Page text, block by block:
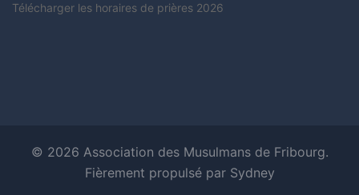
Télécharger les horaires de prières 2026
© 2026 Association des Musulmans de Fribourg.
Fièrement propulsé par Sydney